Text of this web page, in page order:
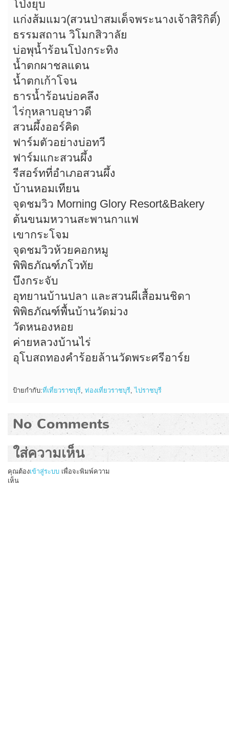
โป่งยุบ
แก่งส้มแมว(สวนป่าสมเด็จพระนางเจ้าสิริกิติ์)
ธรรมสถาน วิโมกสิวาลัย
บ่อพุน้ำร้อนโป่งกระทิง
น้ำตกผาชลแดน
น้ำตกเก้าโจน
ธารน้ำร้อนบ่อคลึง
ไร่กุหลาบอุษาวดี
สวนผึ้งออร์คิด
ฟาร์มตัวอย่างบ่อทวี
ฟาร์มแกะสวนผึ้ง
รีสอร์ทที่อำเภอสวนผึ้ง
บ้านหอมเทียน
จุดชมวิว Morning Glory Resort&Bakery
ต้นขนมหวานสะพานกาแฟ
เขากระโจม
จุดชมวิวห้วยคอกหมู
พิพิธภัณฑ์ภโวทัย
บึงกระจับ
อุทยานบ้านปลา และสวนผีเสื้อมนชิดา
พิพิธภัณฑ์พื้นบ้านวัดม่วง
วัดหนองหอย
ค่ายหลวงบ้านไร่
อุโบสถทองคำร้อยล้านวัดพระศรีอาร์ย
ป้ายกำกับ:ที่เที่ยวราชบุรี, ท่องเที่ยวราชบุรี,ไปราชบุรี
No Comments
ใส่ความเห็น
คุณต้องเข้าสู่ระบบ เพื่อจะพิมพ์ความ
เห็น